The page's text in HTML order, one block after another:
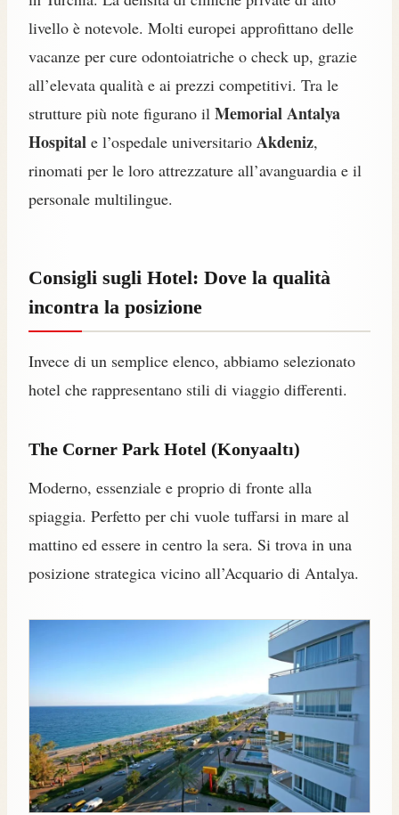
livello è notevole. Molti europei approfittano delle
vacanze per cure odontoiatriche o check up, grazie
all’elevata qualità e ai prezzi competitivi. Tra le
strutture più note figurano il Memorial Antalya
Hospital e l’ospedale universitario Akdeniz,
rinomati per le loro attrezzature all’avanguardia e il
personale multilingue.
Consigli sugli Hotel: Dove la qualità
incontra la posizione
Invece di un semplice elenco, abbiamo selezionato
hotel che rappresentano stili di viaggio differenti.
The Corner Park Hotel (Konyaaltı)
Moderno, essenziale e proprio di fronte alla
spiaggia. Perfetto per chi vuole tuffarsi in mare al
mattino ed essere in centro la sera. Si trova in una
posizione strategica vicino all’Acquario di Antalya.